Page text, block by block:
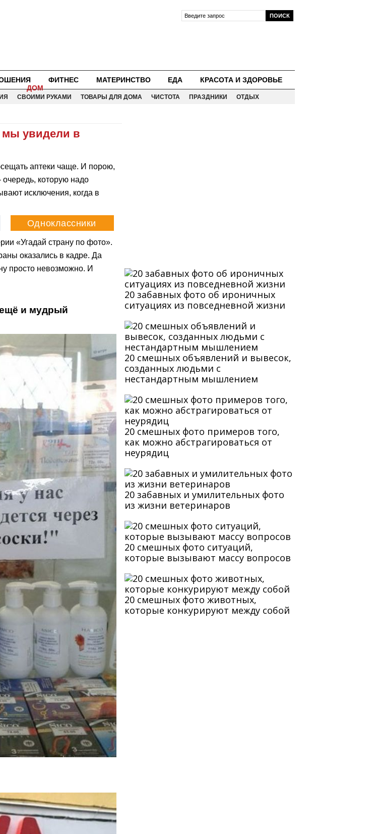
ФИТНЕС МАТЕРИНСТВО ЕДА
КРАСОТА И ЗДОРОВЬЕ
ДОМ
СВОИМИ РУКАМИ ТОВАРЫ ДЛЯ ДОМА ЧИСТОТА ПРАЗДНИКИ ОТДЫХ
мы увидели в
аптеки чаще. И порою,
которую надо
исключения, когда в
«Угадай страну по фото».
оказались в кадре. Да
просто невозможно. И
ещё и мудрый
20 забавных фото об ироничных
ситуациях из повседневной жизни
20 смешных объявлений и вывесок,
созданных людьми с
нестандартным мышлением
20 смешных фото примеров того,
как можно абстрагироваться от
неурядиц
20 забавных и умилительных фото
из жизни ветеринаров
20 смешных фото ситуаций,
которые вызывают массу вопросов
20 смешных фото животных,
которые конкурируют между собой